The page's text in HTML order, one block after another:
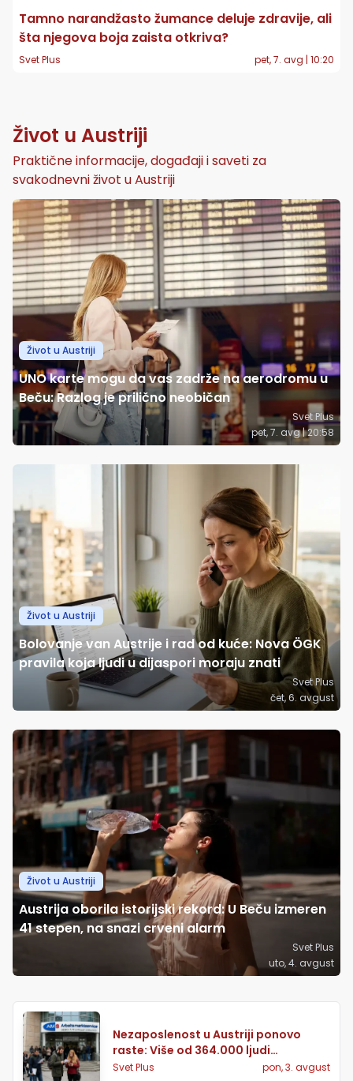
Tamno narandžasto žumance deluje zdravije, ali
šta njegova boja zaista otkriva?
Svet Plus pet, 7. avg | 10:20
Život u Austriji
Praktične informacije, događaji i saveti za
svakodnevni život u Austriji
Život u Austriji
UNO karte mogu da vas zadrže na aerodromu u
Beču: Razlog je prilično neobičan
Svet Plus
pet, 7. avg | 20:58
Život u Austriji
Bolovanje van Austrije i rad od kuće: Nova ÖGK
pravila koja ljudi u dijaspori moraju znati
Svet Plus
čet, 6. avgust
Život u Austriji
Austrija oborila istorijski rekord: U Beču izmeren
41 stepen, na snazi crveni alarm
Svet Plus
uto, 4. avgust
Nezaposlenost u Austriji ponovo
raste: Više od 364.000 ljudi
prijavljeno AMS-u
Svet Plus pon, 3. avgust